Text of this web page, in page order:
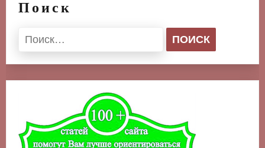
Поиск
Найти: